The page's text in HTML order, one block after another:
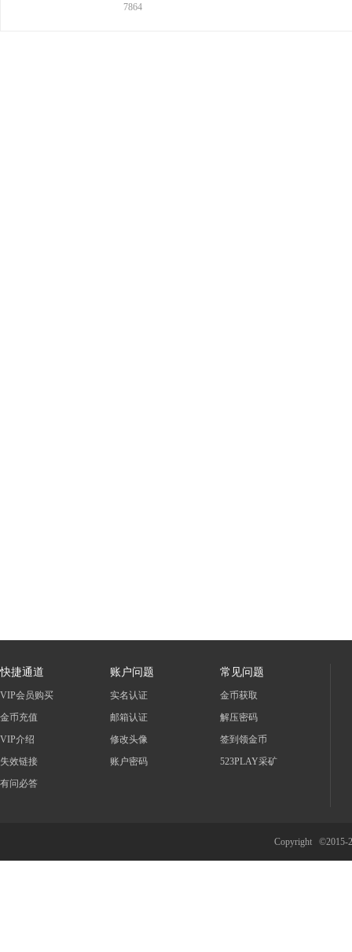
7864
快捷通道
VIP会员购买
金币充值
VIP介绍
失效链接
有问必答
账户问题
实名认证
邮箱认证
修改头像
账户密码
常见问题
金币获取
解压密码
签到领金币
523PLAY采矿
Copyright ©2015-